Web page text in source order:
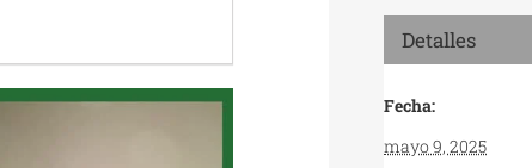
Detalles
Fecha:
mayo 9, 2025